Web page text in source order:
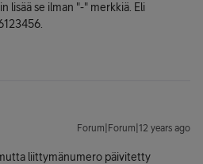
lisää se ilman "-" merkkiä. Eli
Forum|Forum|12 years ago
liittymänumero päivitetty